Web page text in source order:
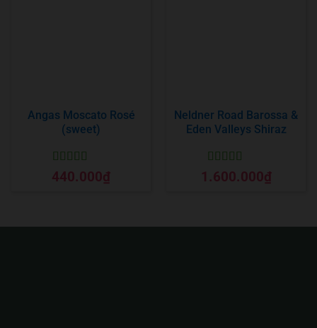
Angas Moscato Rosé
(sweet)
Được xếp
hạng55 sao
440.000₫
Neldner Road Barossa &
Eden Valleys Shiraz
Được xếp
hạng55 sao
1.600.000₫